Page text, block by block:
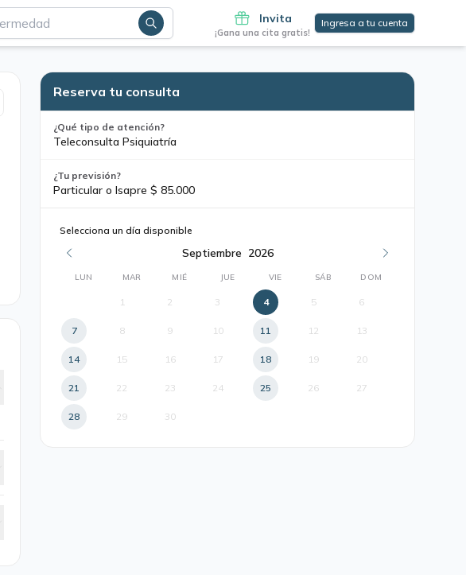
Invita
¡Gana una cita gratis!
Ingresa a tu cuenta
Reserva tu consulta
¿Qué tipo de atención?
Teleconsulta Psiquiatría
¿Tu previsión?
Particular o Isapre $ 85.000
Selecciona un día disponible
Septiembre 2026
LUN MAR MIÉ JUE VIE SÁB DOM
1 2 3 4 5 6
7 8 9 10 11 12 13
14 15 16 17 18 19 20
21 22 23 24 25 26 27
28 29 30